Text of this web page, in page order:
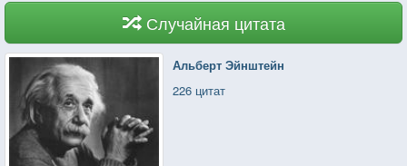
Случайная цитата
Альберт Эйнштейн
226 цитат